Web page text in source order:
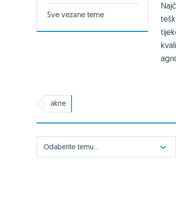
Sve vezane teme
akne
Odaberite temu...